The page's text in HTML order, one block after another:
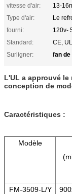
vitesse d'air:
13-
Type d'air:
Le
fourni:
120v-
Standard:
CE,
Surligner:
fan
L'UL a approuvé
conception de
Caractéristiques :
Modèle
FM-3509-L/Y